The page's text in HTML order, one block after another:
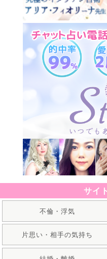
サイ
不倫・浮気
片思い・相手の気持ち